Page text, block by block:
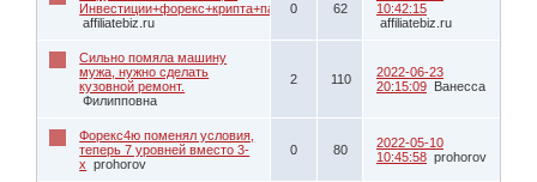
Инвестиции+форекс+крипта+партнерка.
affiliatebiz.ru
0 62
10:42:15
affiliatebiz.ru
Сильно помяла машину
мужа, нужно сделать
кузовной ремонт.
Филипповна
2 110
2022-06-23
20:15:09 Ванесса
Форекс4ю поменял условия,
теперь 7 уровней вместо 3-
х
prohorov
0 80
2022-05-10
10:45:58 prohorov